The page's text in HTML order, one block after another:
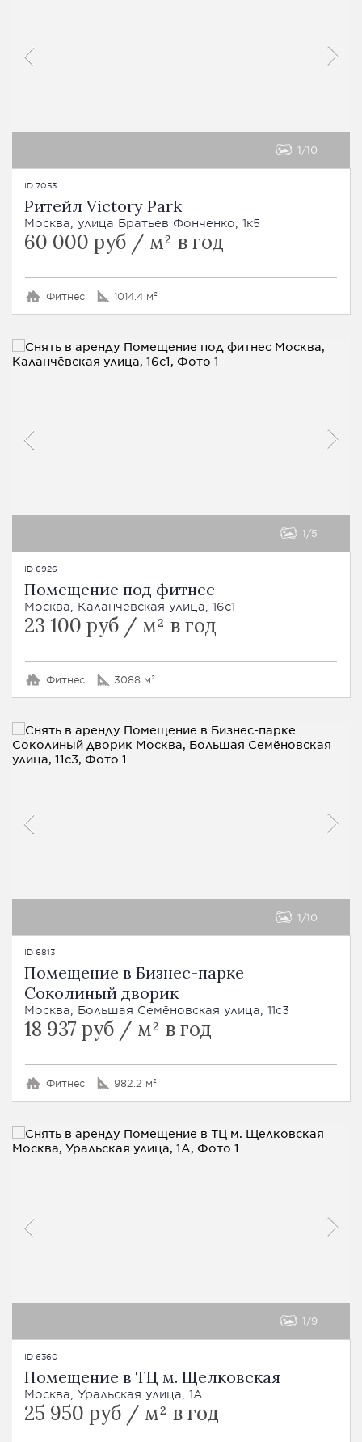
1 10
ID 7053
Ритейл Victory Park
Москва, улица Братьев Фонченко, 1к5
60 000 руб / м² в год
Фитнес 1014.4 м²
1 5
ID 6926
Помещение под фитнес
Москва, Каланчёвская улица, 16с1
23 100 руб / м² в год
Фитнес 3088 м²
1 10
ID 6813
Помещение в Бизнес-парке
Соколиный дворик
Москва, Большая Семёновская улица, 11с3
18 937 руб / м² в год
Фитнес 982.2 м²
1 9
ID 6360
Помещение в ТЦ м. Щелковская
Москва, Уральская улица, 1А
25 950 руб / м² в год